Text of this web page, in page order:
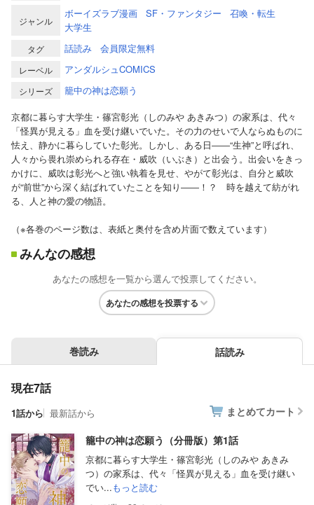
ジャンル
ボーイズラブ漫画 SF・ファンタジー
召喚・転生
大学生
タグ 話読み 会員限定無料
レーベル アンダルシュCOMICS
シリーズ
籠中の神は恋願う
京都に暮らす大学生・篠宮彰光（しのみや あきみつ）の家系は、代々
「怪異が見える」血を受け継いでいた。その力のせいで人ならぬものに
怯え、静かに暮らしていた彰光。しかし、ある日――“生神”と呼ばれ、
人々から畏れ崇められる存在・威吹（いぶき）と出会う。出会いをきっ
かけに、威吹は彰光へと強い執着を見せ、やがて彰光は、自分と威吹
が“前世”から深く結ばれていたことを知り――！？ 時を越えて紡がれ
る、人と神の愛の物語。
（※各巻のページ数は、表紙と奥付を含め片面で数えています）
みんなの感想
あなたの感想を一覧から選んで投票してください。
あなたの感想を投票する
巻読み 話読み
現在7話
1話から 最新話から まとめてカート
籠中の神は恋願う（分冊版）第1話
京都に暮らす大学生・篠宮彰光（しのみや あきみ
つ）の家系は、代々「怪異が見える」血を受け継い
でい...もっと読む